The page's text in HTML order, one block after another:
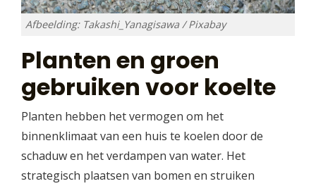
Afbeelding: Takashi_Yanagisawa / Pixabay
Planten en groen
gebruiken voor koelte
Planten hebben het vermogen om het
binnenklimaat van een huis te koelen door de
schaduw en het verdampen van water. Het
strategisch plaatsen van bomen en struiken